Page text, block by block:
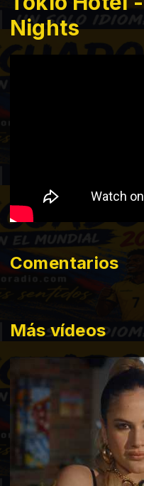
Nights
Más vídeos
Comentarios